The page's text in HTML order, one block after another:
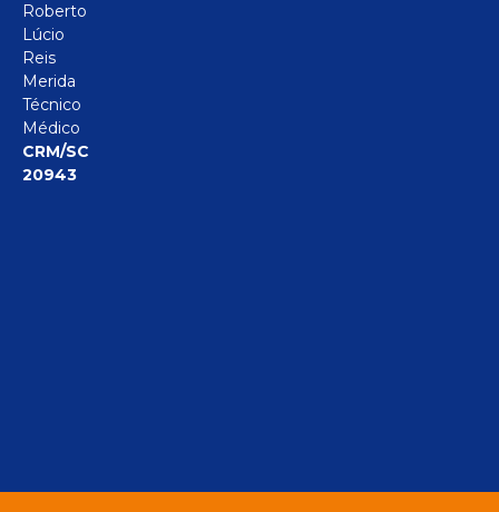
Roberto
Lúcio
Reis
Merida
Técnico
Médico
CRM/SC
20943